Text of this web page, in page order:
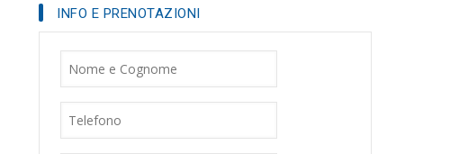
INFO E PRENOTAZIONI
Nome
Telefono